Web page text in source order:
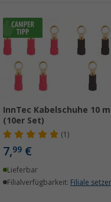
InnTec Kabelschuhe 10
(10er Set)
(1)
7,99€
Lieferbar
Filialverfügbarkeit: Filiale